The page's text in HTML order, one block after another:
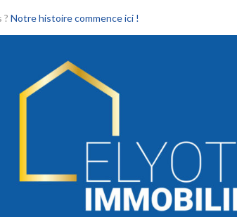
? Notre histoire commence ici !